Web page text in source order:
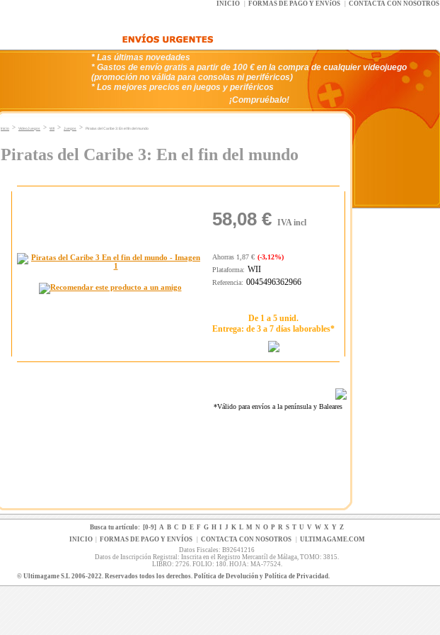
INICIO FORMAS DE PAGO Y ENVíOS CONTACTA CON NOSOTROS
* Las últimas novedades
* Gastos de envío gratis a partir de 100 € en la compra de cualquier videojuego
(promoción no válida para consolas ni periféricos)
* Los mejores precios en juegos y periféricos
¡Compruébalo!
Inicio > VideoJuegos > WII > Juegos > Piratas del Caribe 3: En el fin del mundo
Piratas del Caribe 3: En el fin del mundo
58,08 € IVA incl
Ahorras 1,87 € (-3,12%)
Plataforma: WII
Referencia: 0045496362966
De 1 a 5 unid.
Entrega: de 3 a 7 días laborables*
*Válido para envíos a la península y Baleares
Busca tu artículo: [0-9] A B C D E F G H I J K L M N O P R S T U V W X Y Z
INICIO| FORMAS DE PAGO Y ENVÍOS| CONTACTA CON NOSOTROS| ULTIMAGAME.COM
Datos Fiscales: B92641216
Datos de Inscripción Registral: Inscrita en el Registro Mercantíl de Málaga, TOMO: 3815.
LIBRO: 2726. FOLIO: 180. HOJA: MA-77524.
© Ultimagame S.L 2006-2022. Reservados todos los derechos. Política de Devolución y Política de Privacidad.